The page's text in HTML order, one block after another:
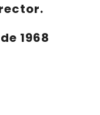
1968